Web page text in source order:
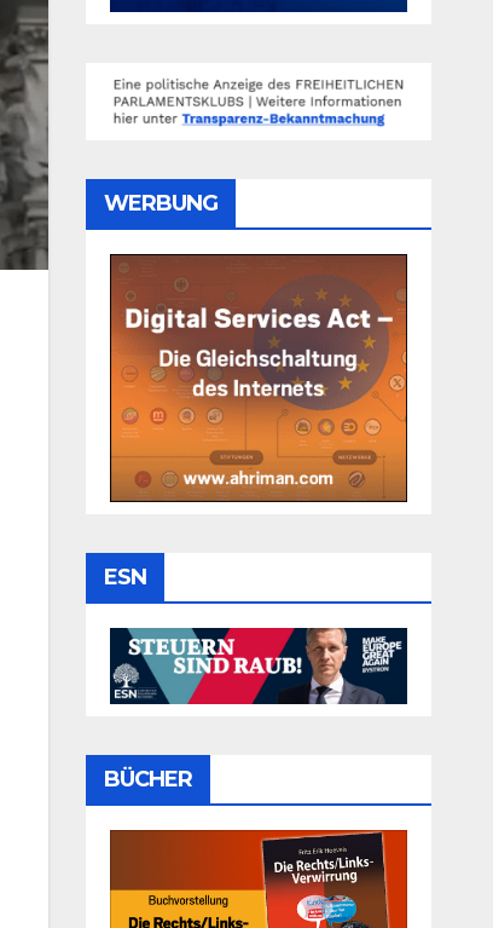
WERBUNG
ESN
BÜCHER